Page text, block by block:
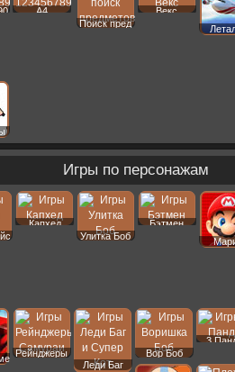
A4
Поиск пред
Векс
Игры по персонажам
Капхед
Улитка Боб
Бэтмен
Рейнджеры
Леди Баг
Вор Боб
3